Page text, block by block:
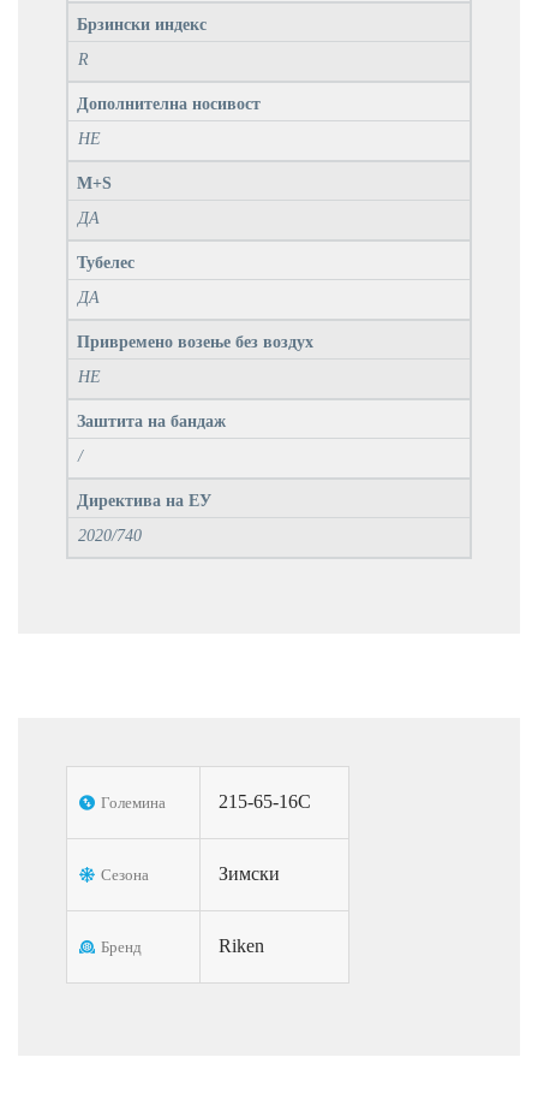
Брзински индекс
R
Дополнителна носивост
НЕ
M+S
ДА
Тубелес
ДА
Привремено возење без воздух
НЕ
Заштита на бандаж
/
Директива на ЕУ
2020/740
Големина 215-65-16C
Сезона Зимски
Бренд Riken